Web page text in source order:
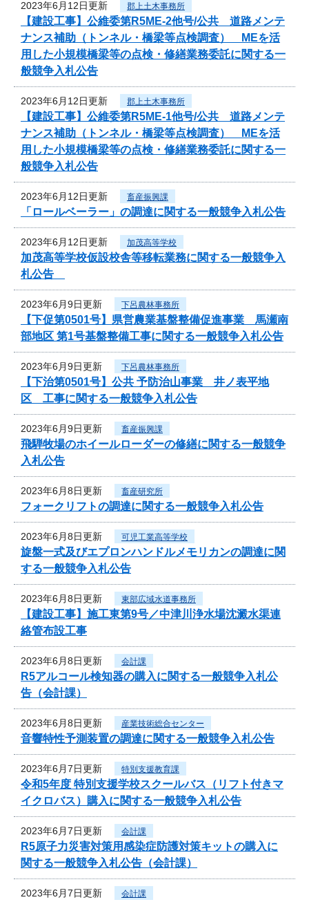
2023年6月12日更新 郡上土木事務所
【建設工事】公維委第R5ME-2他号/公共 道路メンテ
ナンス補助（トンネル・橋梁等点検調査） MEを活
用した小規模橋梁等の点検・修繕業務委託に関する一
般競争入札公告
2023年6月12日更新 郡上土木事務所
【建設工事】公維委第R5ME-1他号/公共 道路メンテ
ナンス補助（トンネル・橋梁等点検調査） MEを活
用した小規模橋梁等の点検・修繕業務委託に関する一
般競争入札公告
2023年6月12日更新 畜産振興課
「ロールベーラー」の調達に関する一般競争入札公告
2023年6月12日更新 加茂高等学校
加茂高等学校仮設校舎等移転業務に関する一般競争入
札公告
2023年6月9日更新 下呂農林事務所
【下促第0501号】県営農業基盤整備促進事業 馬瀬南
部地区 第1号基盤整備工事に関する一般競争入札公告
2023年6月9日更新 下呂農林事務所
【下治第0501号】公共 予防治山事業 井ノ表平地
区 工事に関する一般競争入札公告
2023年6月9日更新 畜産振興課
飛騨牧場のホイールローダーの修繕に関する一般競争
入札公告
2023年6月8日更新 畜産研究所
フォークリフトの調達に関する一般競争入札公告
2023年6月8日更新 可児工業高等学校
旋盤一式及びエプロンハンドルメモリカンの調達に関
する一般競争入札公告
2023年6月8日更新 東部広域水道事務所
【建設工事】施工東第9号／中津川浄水場沈澱水渠連
絡管布設工事
2023年6月8日更新 会計課
R5アルコール検知器の購入に関する一般競争入札公
告（会計課）
2023年6月8日更新 産業技術総合センター
音響特性予測装置の調達に関する一般競争入札公告
2023年6月7日更新 特別支援教育課
令和5年度 特別支援学校スクールバス（リフト付きマ
イクロバス）購入に関する一般競争入札公告
2023年6月7日更新 会計課
R5原子力災害対策用感染症防護対策キットの購入に
関する一般競争入札公告（会計課）
2023年6月7日更新 会計課